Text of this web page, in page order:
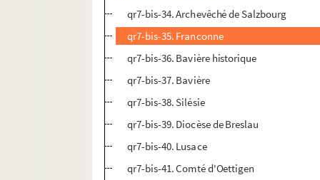
qr7-bis-34. Archevêché de Salzbourg
qr7-bis-35. Franconne
qr7-bis-36. Bavière historique
qr7-bis-37. Bavière
qr7-bis-38. Silésie
qr7-bis-39. Diocèse de Breslau
qr7-bis-40. Lusace
qr7-bis-41. Comté d'Oettigen